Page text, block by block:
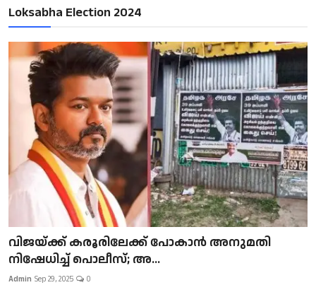
Loksabha Election 2024
വിജയ്ക്ക് കരൂരിലേക്ക് പോകാൻ അനുമതി
നിഷേധിച്ച് പൊലീസ്; അ...
Admin Sep 29, 2025 0